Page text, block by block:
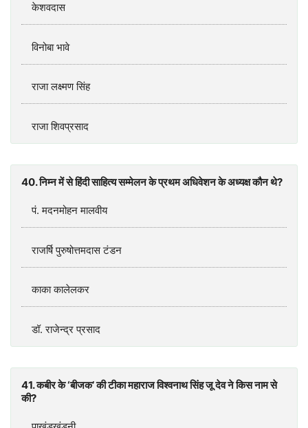
केशवदास
विनोबा भावे
राजा लक्ष्मण सिंह
राजा शिवप्रसाद
40. निम्न में से हिंदी साहित्य सम्मेलन के प्रथम अधिवेशन के अध्यक्ष कौन थे?
पं. मदनमोहन मालवीय
राजर्षि पुरुषोत्तमदास टंडन
काका कालेलकर
डॉ. राजेन्द्र प्रसाद
41. कबीर के ‘बीजक’ की टीका महाराज विश्वनाथ सिंह जू देव ने किस नाम से
की?